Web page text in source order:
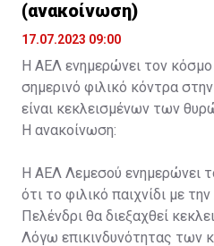
(ανακοίνωση)
17.07.2023 09:00
Η ΑΕΛ ενημερώνει τον
σημερινό φιλικό κόντρα
είναι κεκλεισμένων των
Η ανακοίνωση:
Η ΑΕΛ Λεμεσού ενημερώνει
ότι το φιλικό παιχνίδι με
Πελένδρι θα διεξαχθεί
Λόγω επικινδυνότητας των